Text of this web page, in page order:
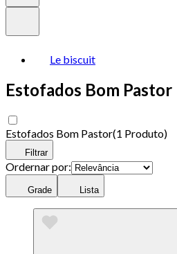
Le biscuit
Estofados Bom Pastor
Estofados Bom Pastor(1 Produto)
Filtrar
Ordernar por:
Grade Lista